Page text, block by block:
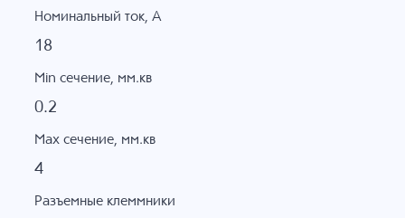
Номинальный ток, А
18
Min сечение, мм.кв
0.2
Max сечение, мм.кв
4
Разъемные клеммники